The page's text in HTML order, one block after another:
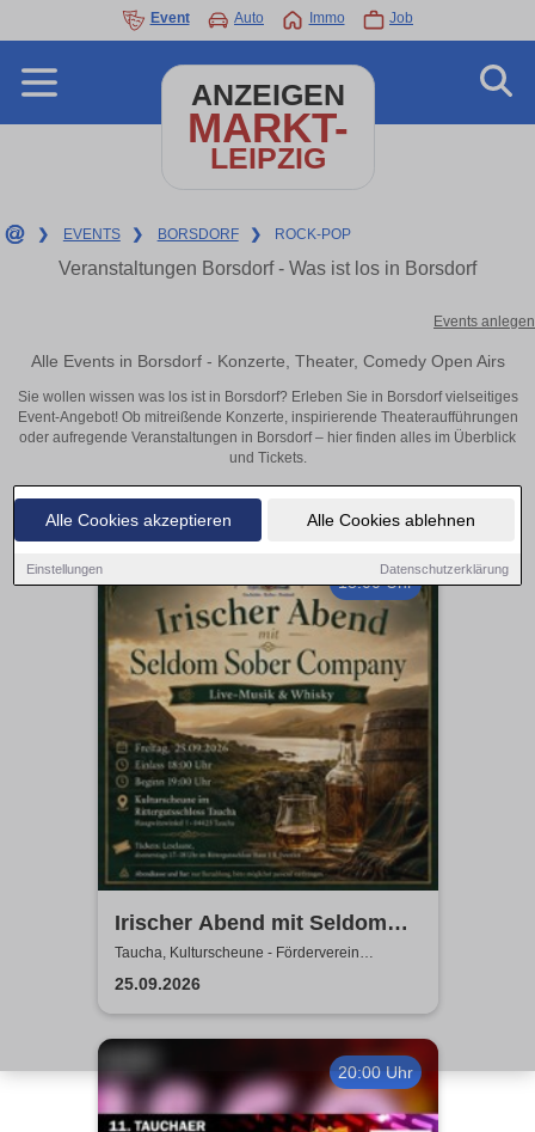
Alle Cookies akzeptieren Alle Cookies ablehnen
Einstellungen Datenschutzerklärung
Event Auto Immo Job
ANZEIGEN
MARKT-
LEIPZIG
❯ EVENTS ❯ BORSDORF ❯ ROCK-POP
Veranstaltungen Borsdorf - Was ist los in Borsdorf
Events anlegen
Alle Events in Borsdorf - Konzerte, Theater, Comedy Open Airs
Sie wollen wissen was los ist in Borsdorf? Erleben Sie in Borsdorf vielseitiges
Event-Angebot! Ob mitreißende Konzerte, inspirierende Theateraufführungen
oder aufregende Veranstaltungen in Borsdorf – hier finden alles im Überblick
und Tickets.
18:00 Uhr
Irischer Abend mit Seldom
Sober Company | Live-Musik
& Whisky in der
Kulturscheune Taucha
Taucha, Kulturscheune - Förderverein
Rittergutschloss Taucha e.V.
25.09.2026
20:00 Uhr